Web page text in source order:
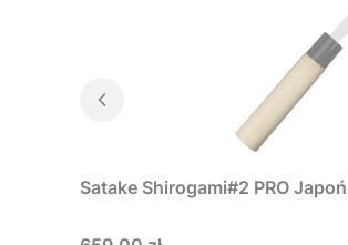
Satake Shirogami#2 PRO